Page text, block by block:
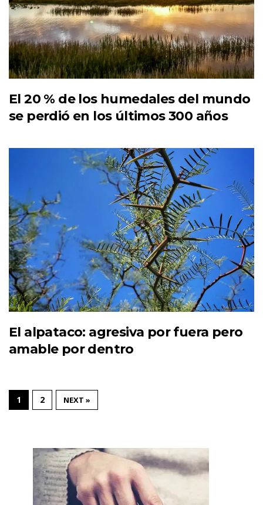
El 20 % de los humedales del mundo
se perdió en los últimos 300 años
El alpataco: agresiva por fuera pero
amable por dentro
1 2 NEXT »